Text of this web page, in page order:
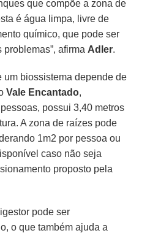
que compõe a zona de
é água limpa, livre de
químico, que pode ser
afirma Adler.
um biossistema depende de
Vale Encantado,
possui 3,40 metros
A zona de raízes pode
1m2 por pessoa ou
caso não seja
proposto pela
pode ser
o que também ajuda a